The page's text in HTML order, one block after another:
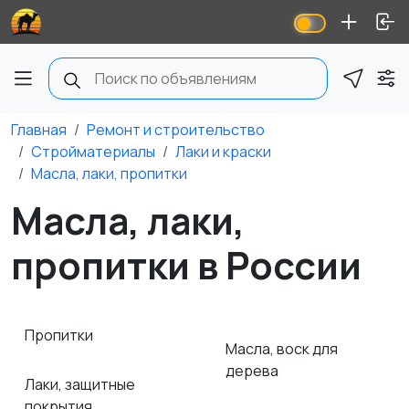
Главная
Ремонт и строительство
Стройматериалы
Лаки и краски
Масла, лаки, пропитки
Масла, лаки,
пропитки в России
Пропитки
Лаки, защитные
Масла, воск для
дерева